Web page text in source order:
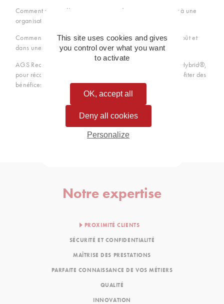
Comment passer d’une organisation documentaire papier à une
organisation priorisant les supports numériques ?
Comment favoriser une transformation digitale à moindre coût et
dans une logique de « ROI » (retour sur investissement) ?
AGS Records Management innove et créer le concept ArcHybrid®,
pour réconcilier gestion papier et gestion numérique, et profiter des
bénéfices des solutions digitales à moindre coût.
Notre expertise
PROXIMITÉ CLIENTS
SÉCURITÉ ET CONFIDENTIALITÉ
MAÎTRISE DES PRESTATIONS
PARFAITE CONNAISSANCE DE VOS MÉTIERS
QUALITÉ
INNOVATION
This site uses cookies and gives
you control over what you want
to activate
OK, accept all
Deny all cookies
Personalize